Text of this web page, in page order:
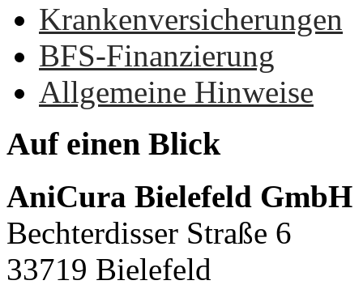
Krankenversicherungen
BFS-Finanzierung
Allgemeine Hinweise
Auf einen Blick
AniCura Bielefeld GmbH
Bechterdisser Straße 6
33719 Bielefeld